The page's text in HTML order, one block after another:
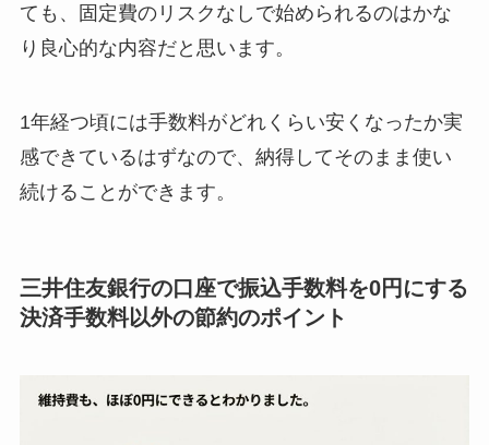
ても、固定費のリスクなしで始められるのはかな
り良心的な内容だと思います。
1年経つ頃には手数料がどれくらい安くなったか実
感できているはずなので、納得してそのまま使い
続けることができます。
三井住友銀行の口座で振込手数料を0円にする
決済手数料以外の節約のポイント